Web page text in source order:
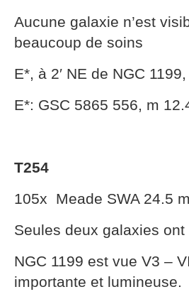
Aucune galaxie n’est
beaucoup de soins
E*, à 2′ NE de NGC
E*: GSC 5865 556, m
T254
105x Meade SWA 24.5
Seules deux galaxies ont
NGC 1199 est vue V3 –
importante et lumineuse.